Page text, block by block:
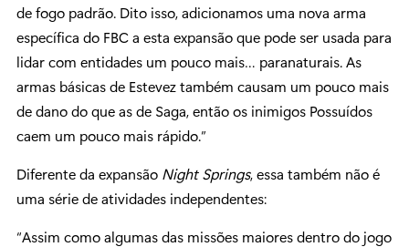
de fogo padrão. Dito isso, adicionamos uma nova arma
específica do FBC a esta expansão que pode ser usada para
lidar com entidades um pouco mais… paranaturais. As
armas básicas de Estevez também causam um pouco mais
de dano do que as de Saga, então os inimigos Possuídos
caem um pouco mais rápido.”
Diferente da expansão Night Springs, essa também não é
uma série de atividades independentes:
“Assim como algumas das missões maiores dentro do jogo